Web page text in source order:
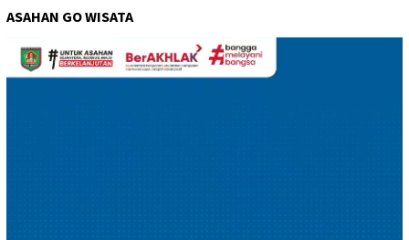
ASAHAN GO WISATA
Pemutar
Video